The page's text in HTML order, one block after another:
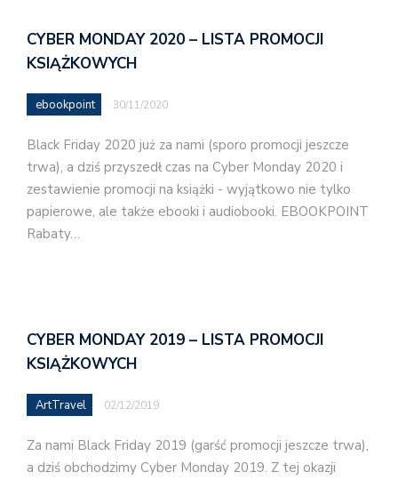
CYBER MONDAY 2020 – LISTA PROMOCJI
KSIĄŻKOWYCH
ebookpoint 30/11/2020
Black Friday 2020 już za nami (sporo promocji jeszcze
trwa), a dziś przyszedł czas na Cyber Monday 2020 i
zestawienie promocji na książki - wyjątkowo nie tylko
papierowe, ale także ebooki i audiobooki. EBOOKPOINT
Rabaty…
CYBER MONDAY 2019 – LISTA PROMOCJI
KSIĄŻKOWYCH
ArtTravel 02/12/2019
Za nami Black Friday 2019 (garść promocji jeszcze trwa),
a dziś obchodzimy Cyber Monday 2019. Z tej okazji